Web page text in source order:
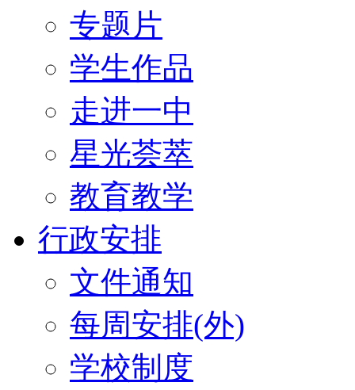
专题片
学生作品
走进一中
星光荟萃
教育教学
行政安排
文件通知
每周安排(外)
学校制度